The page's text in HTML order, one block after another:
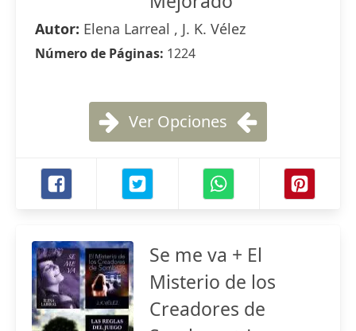
Autor: Elena Larreal , J. K. Vélez
Número de Páginas: 1224
Ver Opciones
Se me va + El
Misterio de los
Creadores de